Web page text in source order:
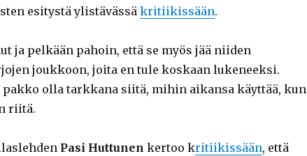
esitystä ylistävässä kritiikissään.
ja pelkään pahoin, että se myös jää niiden
joukkoon, joita en tule koskaan lukeneeksi.
pakko olla tarkkana siitä, mihin aikansa käyttää, kun
riitä.
Pasi Huttunen kertoo kritiikissään, että